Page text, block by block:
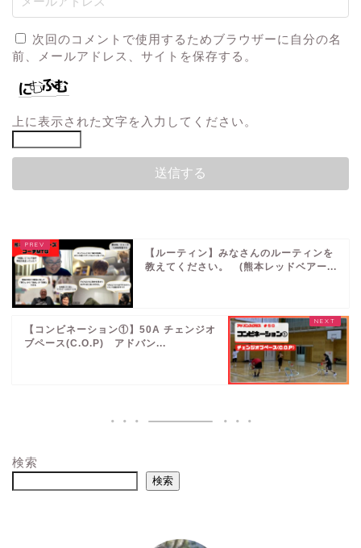
次回のコメントで使用するためブラウザーに自分の名
前、メールアドレス、サイトを保存する。
上に表示された文字を入力してください。
【ルーティン】みなさんのルーティンを
教えてください。 (熊本レッドベアー...
【コンビネーション①】50A チェンジオ
ブペース(C.O.P) アドバン...
検索
検索